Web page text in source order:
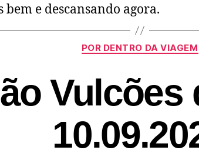
bem e descansando agora.
POR DENTRO DA VIAGEM
Vulcões